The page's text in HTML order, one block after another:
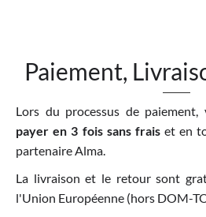
Paiement,
Lors du processus de
payer en 3 fois sans fraiset en
partenaire Alma.
La livraison et le retour sont
l'Union Européenne (hors DOM-